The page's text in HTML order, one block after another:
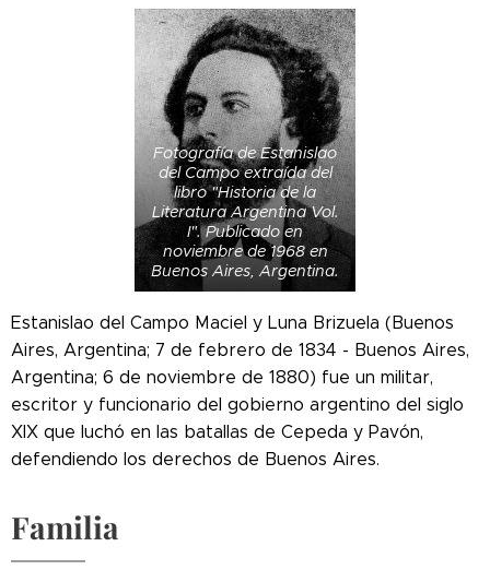
Fotografía de Estanislao
del Campo extraída del
libro "Historia de la
Literatura Argentina Vol.
I". Publicado en
noviembre de 1968 en
Buenos Aires, Argentina.
Estanislao del Campo Maciel y Luna Brizuela (Buenos
Aires, Argentina; 7 de febrero de 1834 - Buenos Aires,
Argentina; 6 de noviembre de 1880) fue un militar,
escritor y funcionario del gobierno argentino del siglo
XIX que luchó en las batallas de Cepeda y Pavón,
defendiendo los derechos de Buenos Aires.
Familia